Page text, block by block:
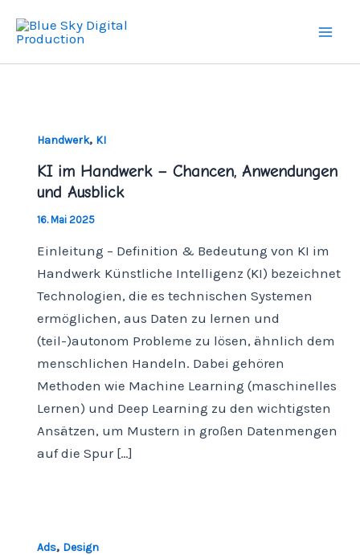
Inhalt
Handwerk, KI
KI im Handwerk – Chancen, Anwendungen
und Ausblick
16. Mai 2025
Einleitung – Definition & Bedeutung von KI im
Handwerk Künstliche Intelligenz (KI) bezeichnet
Technologien, die es technischen Systemen
ermöglichen, aus Daten zu lernen und
(teil-)autonom Probleme zu lösen, ähnlich dem
menschlichen Handeln. Dabei gehören
Methoden wie Machine Learning (maschinelles
Lernen) und Deep Learning zu den wichtigsten
Ansätzen, um Mustern in großen Datenmengen
auf die Spur […]
Ads, Design